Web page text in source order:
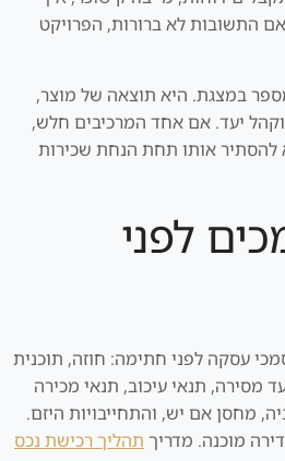
התשובות לא ברורות, הפרויקט
במצגת. היא תוצאה של מוצר,
וקהל יעד. אם אחד המרכיבים חלש,
להסתיר אותו תחת הנחת שכירות
לפני
עסקה לפני חתימה: חוזה, תוכנית
תנאי עיכוב, תנאי מכירה
מחסן אם יש, והתחייבויות היזם.
תהליך רכישת נכס